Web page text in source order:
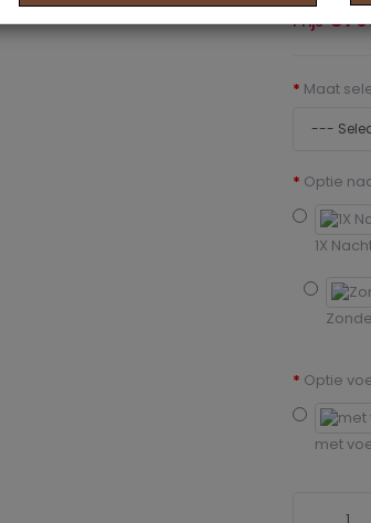
Prijs
Maat
Optie
1X
Optie
met